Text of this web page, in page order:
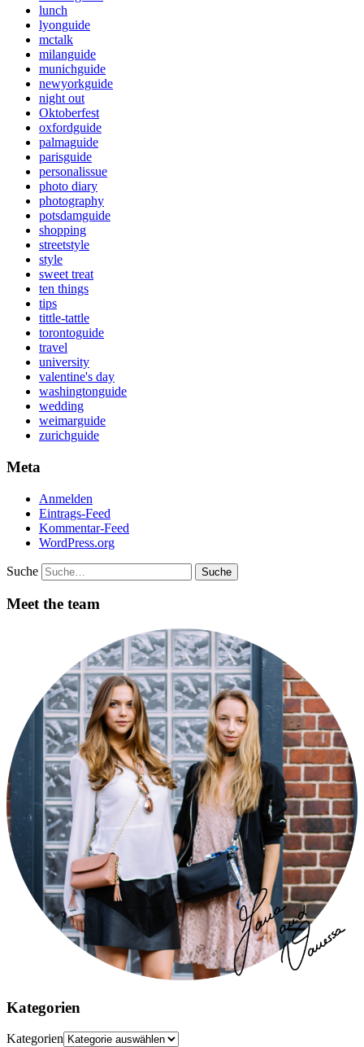
lunch
lyonguide
mctalk
milanguide
munichguide
newyorkguide
night out
Oktoberfest
oxfordguide
palmaguide
parisguide
personalissue
photo diary
photography
potsdamguide
shopping
streetstyle
style
sweet treat
ten things
tips
tittle-tattle
torontoguide
travel
university
valentine's day
washingtonguide
wedding
weimarguide
zurichguide
Meta
Anmelden
Eintrags-Feed
Kommentar-Feed
WordPress.org
Suche
Meet the team
Kategorien
Kategorien